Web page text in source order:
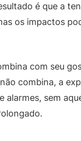
é que a
os impactos
com seu
combina, a
alarmes, sem